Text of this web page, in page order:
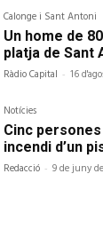
Calonge i Sant Antoni
Un home de
platja de Sant
Ràdio Capital - 16
Notícies
Cinc
incendi d’un
Redacció - 9 de juny